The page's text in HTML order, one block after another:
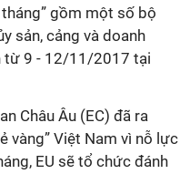
tháng” gồm một số bộ
sản, cảng và doanh
từ 9 - 12/11/2017 tại
Châu Âu (EC) đã ra
vàng” Việt Nam vì nỗ lực
EU sẽ tổ chức đánh